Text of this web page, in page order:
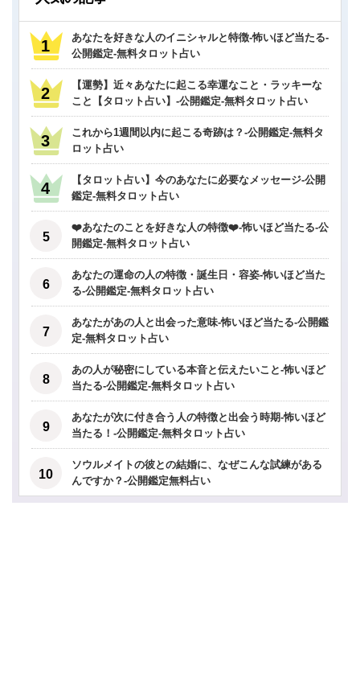
あなたを好きな人のイニシャルと特徴-怖いほど当たる-
公開鑑定-無料タロット占い
【運勢】近々あなたに起こる幸運なこと・ラッキーな
こと【タロット占い】-公開鑑定-無料タロット占い
これから1週間以内に起こる奇跡は？-公開鑑定-無料タ
ロット占い
【タロット占い】今のあなたに必要なメッセージ-公開
鑑定-無料タロット占い
❤️あなたのことを好きな人の特徴❤️-怖いほど当たる-公
開鑑定-無料タロット占い
あなたの運命の人の特徴・誕生日・容姿-怖いほど当た
る-公開鑑定-無料タロット占い
あなたがあの人と出会った意味-怖いほど当たる-公開鑑
定-無料タロット占い
あの人が秘密にしている本音と伝えたいこと-怖いほど
当たる-公開鑑定-無料タロット占い
あなたが次に付き合う人の特徴と出会う時期-怖いほど
当たる！-公開鑑定-無料タロット占い
ソウルメイトの彼との結婚に、なぜこんな試練がある
んですか？-公開鑑定無料占い